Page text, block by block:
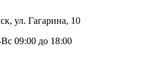
ул. Гагарина, 10
09:00 до 18:00